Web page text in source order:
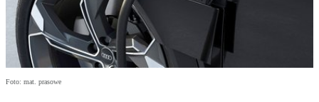
Foto: mat. prasowe